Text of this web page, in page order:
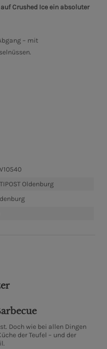
Crushed Ice ein absoluter
– mit
Oldenburg
Doch wie bei allen Dingen
der Teufel – und der